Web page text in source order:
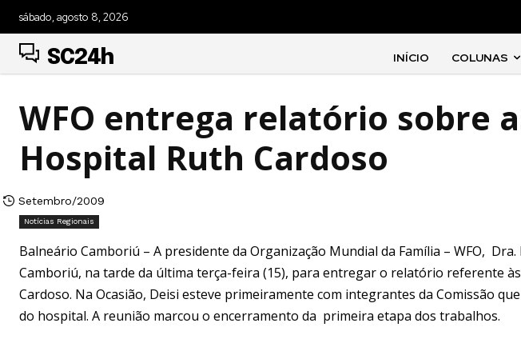
sábado, agosto 8, 2026
SC24h INÍCIO COLUNAS
WFO entrega relatório sobre
Hospital Ruth Cardoso
Setembro/2009
Notícias Regionais
Balneário Camboriú – A presidente da Organização Mundial da Família – WFO,
Camboriú, na tarde da última terça-feira (15), para entregar o relatório referente
Cardoso. Na Ocasião, Deisi esteve primeiramente com integrantes da Comissão
do hospital. A reunião marcou o encerramento da primeira etapa dos trabalhos.